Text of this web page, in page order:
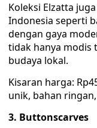
Koleksi Elzatta
Indonesia seperti
dengan gaya
tidak hanya modis
budaya lokal.
Kisaran harga:
unik, bahan
3. Buttonscarves